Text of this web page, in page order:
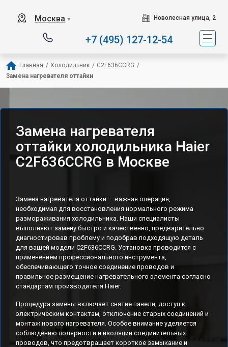
Москва ▼ Новолесная улица, 2
+7 (495) 127-12-54
Главная / Холодильник / C2F636CCRG /
Замена нагревателя оттайки
Замена нагревателя
оттайки холодильника Haier
C2F636CCRG в Москве
Замена нагревателя оттайки — важная операция,
необходимая для восстановления нормального режима
размораживания холодильника. Наши специалисты
выполняют замену быстро и качественно, предварительно
диагностировав проблему и подобрав подходящую деталь
для вашей модели C2F636CCRG. Установка проводится с
применением профессионального инструмента,
обеспечивающего точное соединение проводов и
правильное размещение нагревательного элемента согласно
стандартам производителя Haier.
Процедура замены включает снятие панели, доступ к
электрическим контактам, отключение старых соединений и
монтаж нового нагревателя. Особое внимание уделяется
соблюдению полярности и изоляции соединительных
проводов, что предотвращает короткое замыкание и